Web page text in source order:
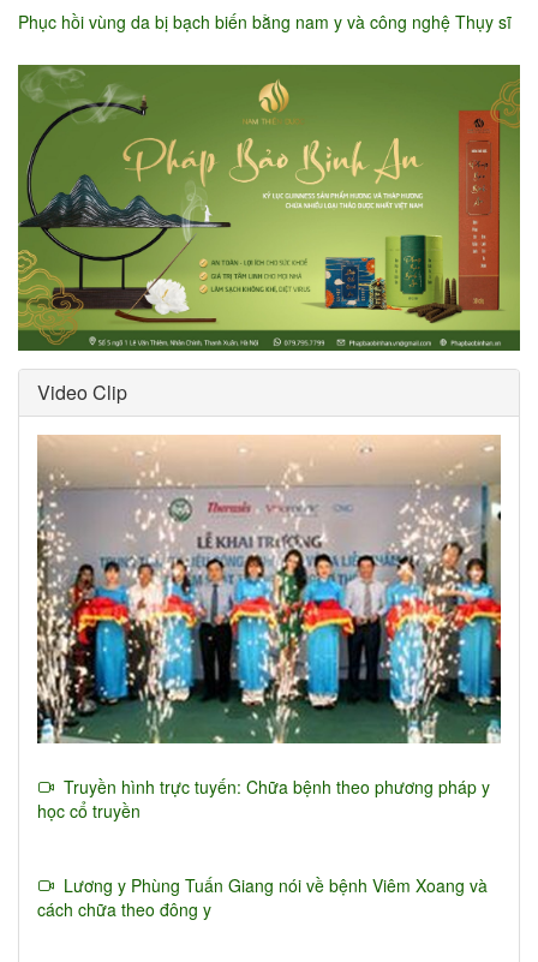
Phục hồi vùng da bị bạch biến bằng nam y và công nghệ Thụy sĩ
Video Clip
Truyền hình trực tuyến: Chữa bệnh theo phương pháp y
học cổ truyền
Lương y Phùng Tuấn Giang nói về bệnh Viêm Xoang và
cách chữa theo đông y